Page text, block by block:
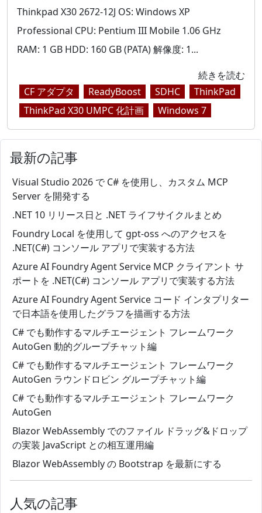
Thinkpad X30 2672-12J OS: Windows XP
Professional CPU: Pentium III Mobile 1.06 GHz
RAM: 1 GB HDD: 160 GB (PATA) 解像度: 1...
続きを読む
CF アダプタ
ReadyBoost SDHC
ThinkPad
ThinkPad X30 UMPC 化計画
Windows 7
最新の記事
Visual Studio 2026 で C# を使用し、カスタム MCP
Server を開発する
.NET 10 リリース日と .NET ライフサイクルまとめ
Foundry Local を使用して gpt-oss へのアクセスを
.NET(C#) コンソール アプリで実装する方法
Azure AI Foundry Agent Service MCP クライアント サ
ポートを .NET(C#) コンソール アプリで実装する方法
Azure AI Foundry Agent Service コード インタプリター
で日本語を使用したグラフを描画する方法
C# でも動作するマルチエージェント フレームワーク
AutoGen 動的グループチャット編
C# でも動作するマルチエージェント フレームワーク
AutoGen ラウンドロビン グループチャット編
C# でも動作するマルチエージェント フレームワーク
AutoGen
Blazor WebAssembly でのファイル ドラッグ&ドロップ
の実装 JavaScript との相互運用編
Blazor WebAssembly の Bootstrap を最新にする
人気の記事